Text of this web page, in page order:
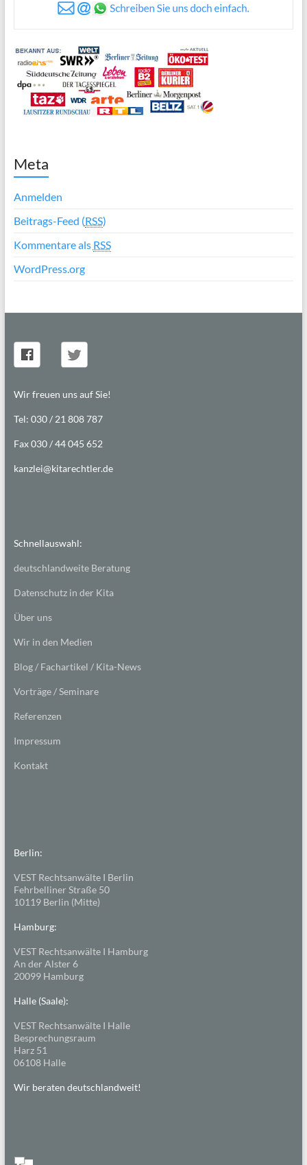
Meta
Anmelden
Beitrags-Feed (RSS)
Kommentare als RSS
WordPress.org
Wir freuen uns auf Sie!
Tel: 030 / 21 808 787
Fax 030 / 44 045 652
kanzlei@kitarechtler.de
Schnellauswahl:
deutschlandweite Beratung
Datenschutz in der Kita
Über uns
Wir in den Medien
Blog / Fachartikel / Kita-News
Vorträge / Seminare
Referenzen
Impressum
Kontakt
Berlin:
VEST Rechtsanwälte I Berlin
Fehrbelliner Straße 50
10119 Berlin (Mitte)
Hamburg:
VEST Rechtsanwälte I Hamburg
An der Alster 6
20099 Hamburg
Halle (Saale):
VEST Rechtsanwälte I Halle
Besprechungsraum
Harz 51
06108 Halle
Wir beraten deutschlandweit!